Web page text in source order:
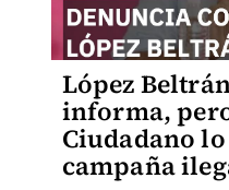
López
informa,
Ciudadano
campaña